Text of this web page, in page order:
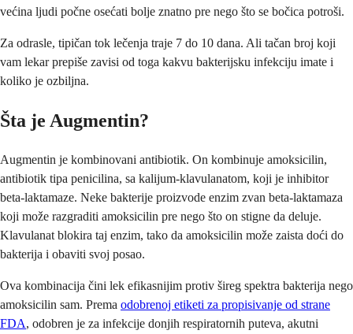
većina ljudi počne osećati bolje znatno pre nego što se bočica potroši.
Za odrasle, tipičan tok lečenja traje 7 do 10 dana. Ali tačan broj koji
vam lekar prepiše zavisi od toga kakvu bakterijsku infekciju imate i
koliko je ozbiljna.
Šta je Augmentin?
Augmentin je kombinovani antibiotik. On kombinuje amoksicilin,
antibiotik tipa penicilina, sa kalijum-klavulanatom, koji je inhibitor
beta-laktamaze. Neke bakterije proizvode enzim zvan beta-laktamaza
koji može razgraditi amoksicilin pre nego što on stigne da deluje.
Klavulanat blokira taj enzim, tako da amoksicilin može zaista doći do
bakterija i obaviti svoj posao.
Ova kombinacija čini lek efikasnijim protiv šireg spektra bakterija nego
amoksicilin sam. Prema odobrenoj etiketi za propisivanje od strane
FDA, odobren je za infekcije donjih respiratornih puteva, akutni